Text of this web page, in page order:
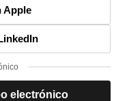
Apple
electrónico